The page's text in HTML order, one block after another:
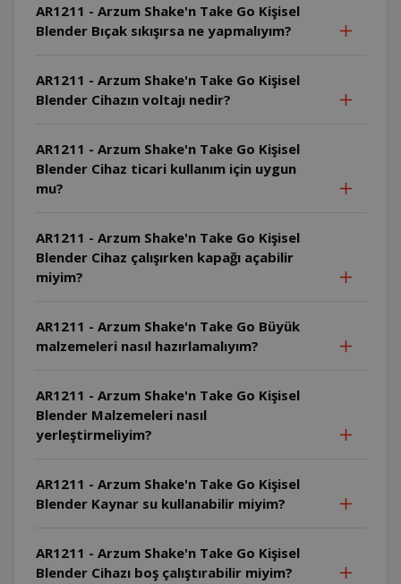
AR1211 - Arzum Shake'n Take Go Kişisel
Blender Bıçak sıkışırsa ne yapmalıyım?
AR1211 - Arzum Shake'n Take Go Kişisel
Blender Cihazın voltajı nedir?
AR1211 - Arzum Shake'n Take Go Kişisel
Blender Cihaz ticari kullanım için uygun
mu?
AR1211 - Arzum Shake'n Take Go Kişisel
Blender Cihaz çalışırken kapağı açabilir
miyim?
AR1211 - Arzum Shake'n Take Go Büyük
malzemeleri nasıl hazırlamalıyım?
AR1211 - Arzum Shake'n Take Go Kişisel
Blender Malzemeleri nasıl
yerleştirmeliyim?
AR1211 - Arzum Shake'n Take Go Kişisel
Blender Kaynar su kullanabilir miyim?
AR1211 - Arzum Shake'n Take Go Kişisel
Blender Cihazı boş çalıştırabilir miyim?